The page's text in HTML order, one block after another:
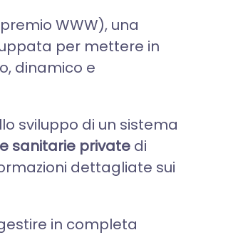
WWW), una
per mettere in
dinamico e
sviluppo di un sistema
sanitarie private di
dettagliate sui
in completa